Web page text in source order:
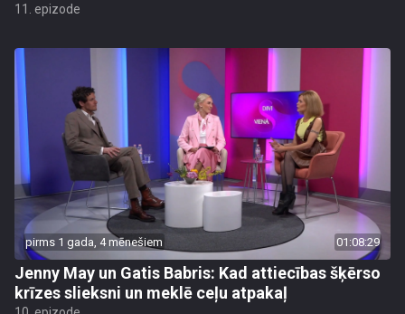
11. epizode
pirms 1 gada, 4 mēnešiem 01:08:29
Jenny May un Gatis Babris: Kad attiecības šķērso
krīzes slieksni un meklē ceļu atpakaļ